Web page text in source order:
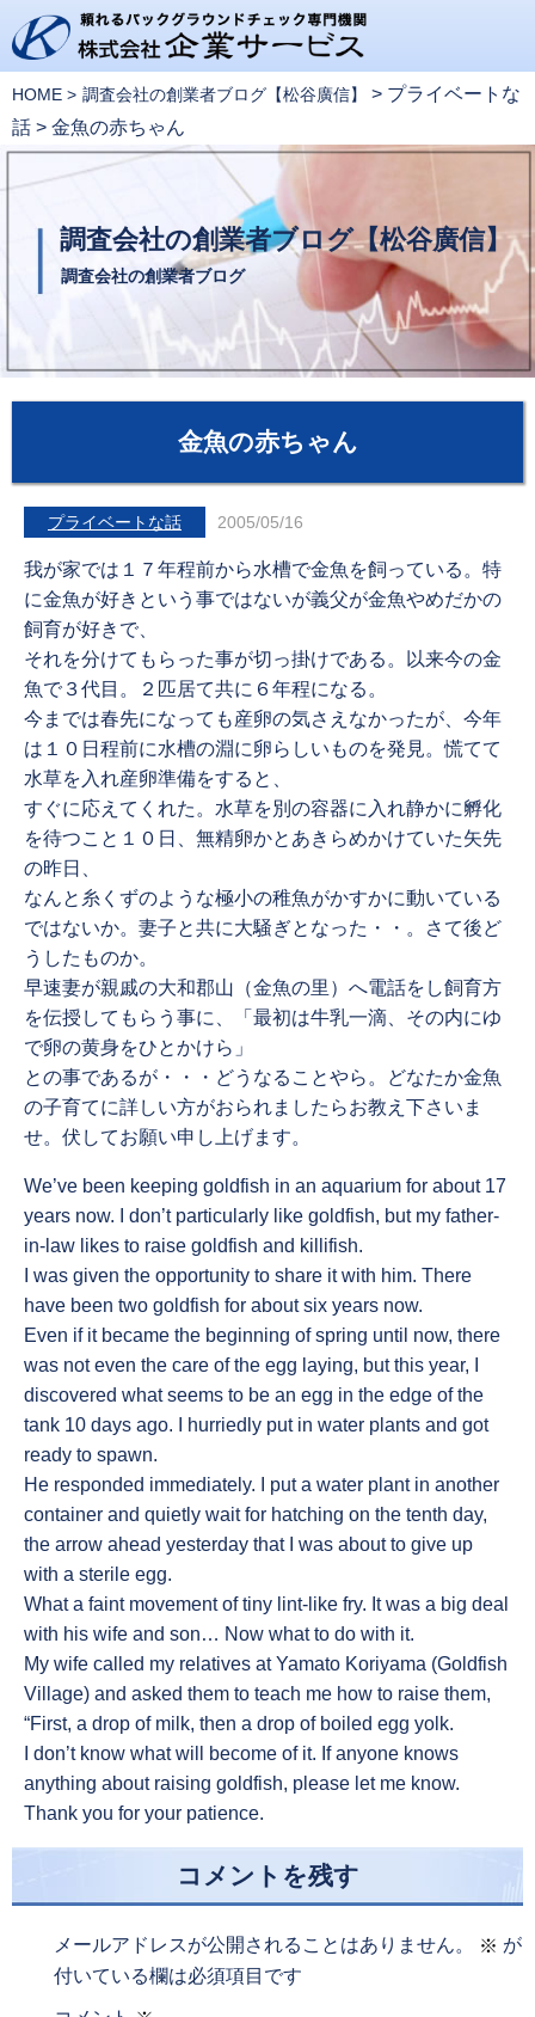
HOME 調査会社の創業者ブログ【松谷廣信】 > プライベートな
話 > 金魚の赤ちゃん
調査会社の創業者ブログ【松谷廣信】
調査会社の創業者ブログ
金魚の赤ちゃん
プライベートな話 2005/05/16
我が家では１７年程前から水槽で金魚を飼っている。特
に金魚が好きという事ではないが義父が金魚やめだかの
飼育が好きで、
それを分けてもらった事が切っ掛けである。以来今の金
魚で３代目。２匹居て共に６年程になる。
今までは春先になっても産卵の気さえなかったが、今年
は１０日程前に水槽の淵に卵らしいものを発見。慌てて
水草を入れ産卵準備をすると、
すぐに応えてくれた。水草を別の容器に入れ静かに孵化
を待つこと１０日、無精卵かとあきらめかけていた矢先
の昨日、
なんと糸くずのような極小の稚魚がかすかに動いている
ではないか。妻子と共に大騒ぎとなった・・。さて後ど
うしたものか。
早速妻が親戚の大和郡山（金魚の里）へ電話をし飼育方
を伝授してもらう事に、「最初は牛乳一滴、その内にゆ
で卵の黄身をひとかけら」
との事であるが・・・どうなることやら。どなたか金魚
の子育てに詳しい方がおられましたらお教え下さいま
せ。伏してお願い申し上げます。
We’ve been keeping goldfish in an aquarium for about 17
years now. I don’t particularly like goldfish, but my father-
in-law likes to raise goldfish and killifish.
I was given the opportunity to share it with him. There
have been two goldfish for about six years now.
Even if it became the beginning of spring until now, there
was not even the care of the egg laying, but this year, I
discovered what seems to be an egg in the edge of the
tank 10 days ago. I hurriedly put in water plants and got
ready to spawn.
He responded immediately. I put a water plant in another
container and quietly wait for hatching on the tenth day,
the arrow ahead yesterday that I was about to give up
with a sterile egg.
What a faint movement of tiny lint-like fry. It was a big deal
with his wife and son… Now what to do with it.
My wife called my relatives at Yamato Koriyama (Goldfish
Village) and asked them to teach me how to raise them,
“First, a drop of milk, then a drop of boiled egg yolk.
I don’t know what will become of it. If anyone knows
anything about raising goldfish, please let me know.
Thank you for your patience.
コメントを残す
メールアドレスが公開されることはありません。 ※ が
付いている欄は必須項目です